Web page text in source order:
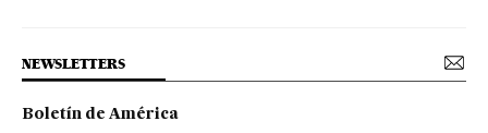
NEWSLETTERS
Boletín de América